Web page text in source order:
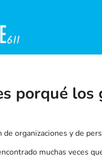
porqué
de organizaciones y de
muchas veces